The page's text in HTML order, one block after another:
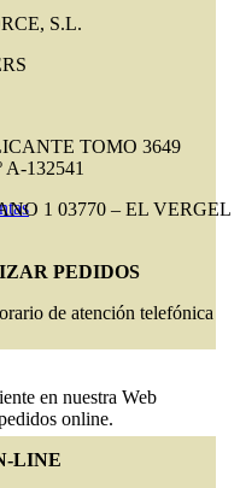
S.L.
TOMO 3649
132541
1 03770 – EL VERGEL
PEDIDOS
de atención telefónica
en nuestra Web
online.
LINE